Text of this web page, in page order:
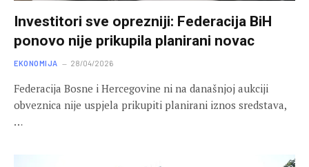
Investitori sve oprezniji: Federacija BiH
ponovo nije prikupila planirani novac
EKONOMIJA 28/04/2026
Federacija Bosne i Hercegovine ni na današnjoj aukciji
obveznica nije uspjela prikupiti planirani iznos sredstava,
…